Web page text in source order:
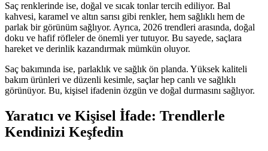
Saç renklerinde ise, doğal ve sıcak tonlar tercih ediliyor. Bal
kahvesi, karamel ve altın sarısı gibi renkler, hem sağlıklı hem de
parlak bir görünüm sağlıyor. Ayrıca, 2026 trendleri arasında, doğal
doku ve hafif röfleler de önemli yer tutuyor. Bu sayede, saçlara
hareket ve derinlik kazandırmak mümkün oluyor.
Saç bakımında ise, parlaklık ve sağlık ön planda. Yüksek kaliteli
bakım ürünleri ve düzenli kesimle, saçlar hep canlı ve sağlıklı
görünüyor. Bu, kişisel ifadenin özgün ve doğal durmasını sağlıyor.
Yaratıcı ve Kişisel İfade: Trendlerle
Kendinizi Keşfedin